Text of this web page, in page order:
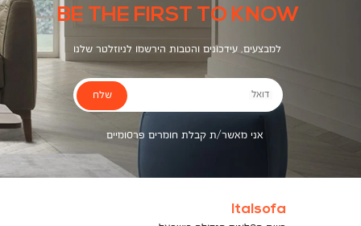
BE THE FIRST TO KNOW
למבצעים, עידכונים והטבות הירשמו לניוזלטר שלנו
דואל
אני מאשר/ת קבלת חומרים פרסומיים
שלח
Italsofa